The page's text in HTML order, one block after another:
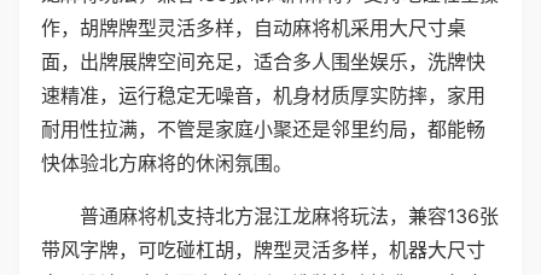
作，胡牌牌型灵活多样，自动麻将机采用大尺寸桌
面，出牌展牌空间充足，适合多人围坐娱乐，洗牌快
速精准，运行稳定无噪音，机身材质厚实防摔，家用
耐用性拉满，不管是家庭小聚还是邻里约局，都能畅
快体验北方麻将的休闲氛围。
普通麻将机支持北方混江龙麻将玩法，兼容136张
带风字牌，可吃碰杠胡，牌型灵活多样，机器大尺寸